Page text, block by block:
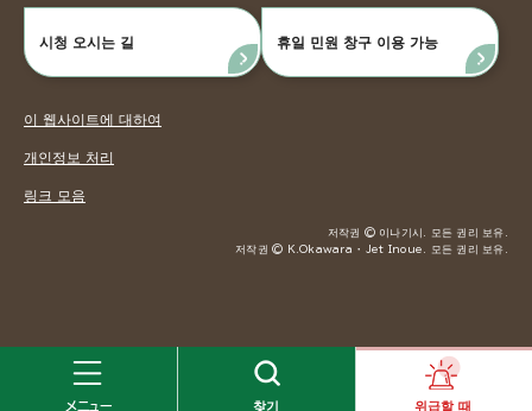
メニュー 위급할 때
찾기
시청 오시는 길 휴일 민원 창구 이용 가능
이 웹사이트에 대하여
개인정보 처리
링크 모음
저작권 © 이나기시. 모든 권리 보유.
저작권 © K.Okawara ・ Jet Inoue. 모든 권리 보유.